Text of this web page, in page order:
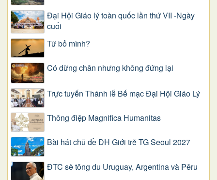
Đại Hội Giáo lý toàn quốc lần thứ VII -Ngày
cuối
Từ bỏ mình?
Có dừng chân nhưng không đứng lại
Trực tuyến Thánh lễ Bế mạc Đại Hội Giáo Lý
Thông điệp Magnifica Humanitas
Bài hát chủ đề ĐH Giới trẻ TG Seoul 2027
ĐTC sẽ tông du Uruguay, Argentina và Pêru